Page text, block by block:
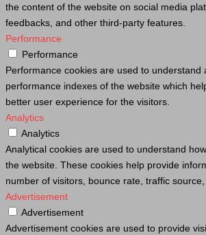
the content of the website on social media
feedbacks, and other third-party features.
Performance
Performance
Performance cookies are used to understand
performance indexes of the website which
better user experience for the visitors.
Analytics
Analytics
Analytical cookies are used to understand
the website. These cookies help provide
number of visitors, bounce rate, traffic source,
Advertisement
Advertisement
Advertisement cookies are used to provide